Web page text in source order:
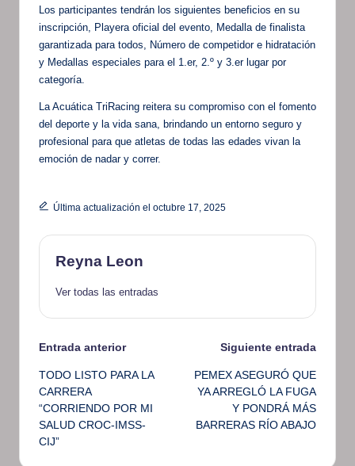
Los participantes tendrán los siguientes beneficios en su
inscripción, Playera oficial del evento, Medalla de finalista
garantizada para todos, Número de competidor e hidratación
y Medallas especiales para el 1.er, 2.º y 3.er lugar por
categoría.
La Acuática TriRacing reitera su compromiso con el fomento
del deporte y la vida sana, brindando un entorno seguro y
profesional para que atletas de todas las edades vivan la
emoción de nadar y correr.
Última actualización el octubre 17, 2025
Reyna Leon
Ver todas las entradas
Navegación
de
entradas
Entrada anterior
TODO LISTO PARA LA
CARRERA
“CORRIENDO POR MI
SALUD CROC-IMSS-
CIJ”
Siguiente entrada
PEMEX ASEGURÓ QUE
YA ARREGLÓ LA FUGA
Y PONDRÁ MÁS
BARRERAS RÍO ABAJO